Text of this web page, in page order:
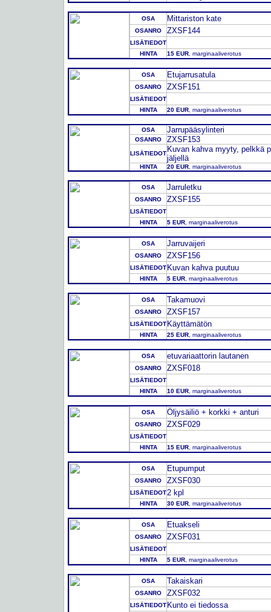
OSA Mittariston kate
OSANRO ZXSF144
LISÄTIEDOT
HINTA
15 EUR , marginaaliverotus
OSA Etujarrusatula
OSANRO ZXSF151
LISÄTIEDOT
HINTA
20 EUR , marginaaliverotus
OSA Jarrupääsylinteri
OSANRO ZXSF153
LISÄTIEDOT Kuvan kahva myyty, pelkkä
jäljellä
HINTA 20 EUR , marginaaliverotus
OSA Jarruletku
OSANRO ZXSF155
LISÄTIEDOT
HINTA
5 EUR , marginaaliverotus
OSA Jarruvaijeri
OSANRO ZXSF156
LISÄTIEDOT Kuvan kahva puutuu
HINTA 5 EUR , marginaaliverotus
OSA Takamuovi
OSANRO ZXSF157
LISÄTIEDOT Käyttämätön
HINTA 25 EUR , marginaaliverotus
OSA etuvariaattorin lautanen
OSANRO ZXSF018
LISÄTIEDOT
HINTA
10 EUR , marginaaliverotus
OSA Öljysäiliö + korkki + anturi
OSANRO ZXSF029
LISÄTIEDOT
HINTA
15 EUR , marginaaliverotus
OSA Etupumput
OSANRO ZXSF030
LISÄTIEDOT2 kpl
HINTA 30 EUR , marginaaliverotus
OSA Etuakseli
OSANRO ZXSF031
LISÄTIEDOT
HINTA
5 EUR , marginaaliverotus
OSA Takaiskari
OSANRO ZXSF032
LISÄTIEDOT Kunto ei tiedossa